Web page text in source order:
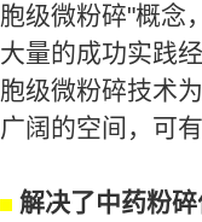
胞级微粉碎"概念
大量的成功实践
胞级微粉碎技术
广阔的空间，可
解决了中药粉